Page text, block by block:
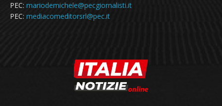
PEC: mariodemichele@pecgiornalisti.it
PEC: mediacomeditorsrl@pec.it